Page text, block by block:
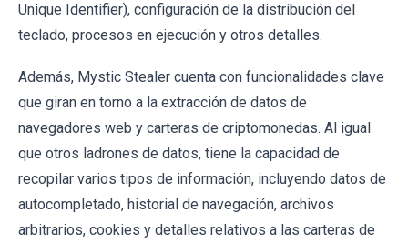
Unique Identifier), configuración de la distribución del
teclado, procesos en ejecución y otros detalles.
Además, Mystic Stealer cuenta con funcionalidades clave
que giran en torno a la extracción de datos de
navegadores web y carteras de criptomonedas. Al igual
que otros ladrones de datos, tiene la capacidad de
recopilar varios tipos de información, incluyendo datos de
autocompletado, historial de navegación, archivos
arbitrarios, cookies y detalles relativos a las carteras de